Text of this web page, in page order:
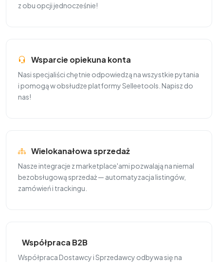
z obu opcji jednocześnie!
Wsparcie opiekuna konta
Nasi specjaliści chętnie odpowiedzą na wszystkie pytania
i pomogą w obsłudze platformy Selleetools. Napisz do
nas!
Wielokanałowa sprzedaż
Nasze integracje z marketplace'ami pozwalają na niemal
bezobsługową sprzedaż — automatyzacja listingów,
zamówień i trackingu.
Współpraca B2B
Współpraca Dostawcy i Sprzedawcy odbywa się na